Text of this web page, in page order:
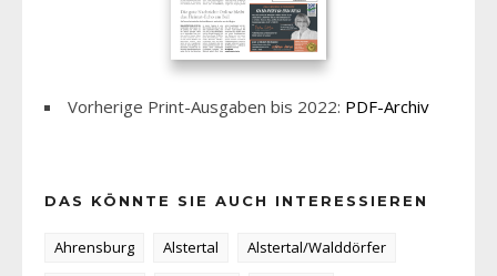
Vorherige Print-Ausgaben bis 2022: PDF-Archiv
DAS KÖNNTE SIE AUCH INTERESSIEREN
Ahrensburg Alstertal
Alstertal/Walddörfer